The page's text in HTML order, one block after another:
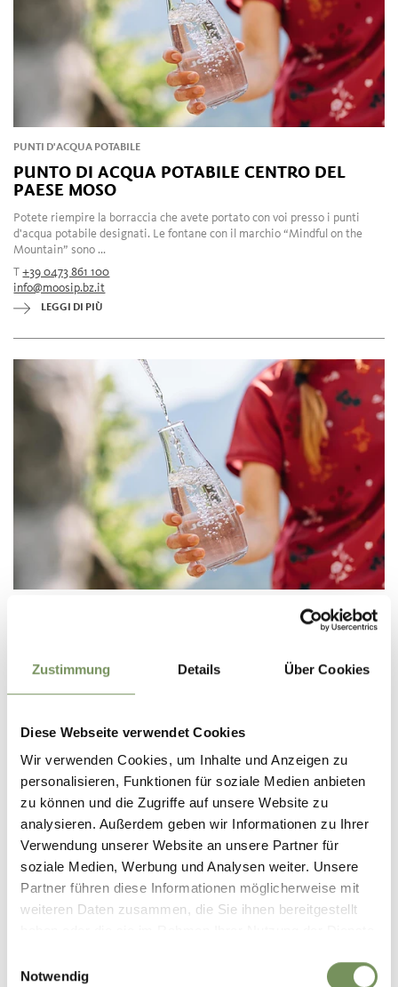
Zustimmung Details Über Cookies
Diese Webseite verwendet Cookies
Wir verwenden Cookies, um Inhalte und Anzeigen zu
personalisieren, Funktionen für soziale Medien anbieten
zu können und die Zugriffe auf unsere Website zu
analysieren. Außerdem geben wir Informationen zu Ihrer
Verwendung unserer Website an unsere Partner für
soziale Medien, Werbung und Analysen weiter. Unsere
Partner führen diese Informationen möglicherweise mit
weiteren Daten zusammen, die Sie ihnen bereitgestellt
Notwendig
PUNTI D'ACQUA POTABILE
PUNTO DI ACQUA POTABILE CENTRO DEL
PAESE MOSO
Potete riempire la borraccia che avete portato con voi presso i punti
d'acqua potabile designati. Le fontane con il marchio “Mindful on the
Mountain” sono ...
T+39 0473 861 100
info@moosip.bz.it
LEGGI DI PIÙ
PUNTO DI ACQUA POTABILE "GNEALER"
Potete riempire la borraccia che avete portato con voi presso i punti
d'acqua potabile designati. Le fontane con il marchio “Acqua potabile”
T+39 0473 241 163